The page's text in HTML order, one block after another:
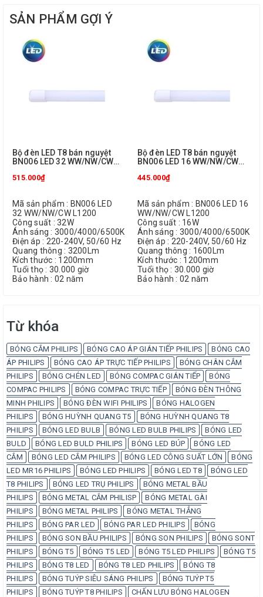
SẢN PHẨM GỢI Ý
Bộ đèn LED T8 bán nguyệt
BN006 LED 32 WW/NW/CW
515.000₫
Mã sản phẩm : BN006 LED
32 WW/NW/CW L1200
Công suất : 32W
Ánh sáng : 3000/4000/6500K
Điện áp : 220-240V, 50/60 Hz
Quang thông : 3200Lm
Kích thước : 1200mm
Tuổi thọ : 30.000 giờ
Bảo hành : 02 năm
Bộ đèn LED T8 bán nguyệt
BN006 LED 16 WW/NW/CW
445.000₫
Mã sản phẩm : BN006 LED 16
WW/NW/CW L1200
Công suất : 16W
Ánh sáng : 3000/4000/6500K
Điện áp : 220-240V, 50/60 Hz
Quang thông : 1600Lm
Kích thước : 1200mm
Tuổi thọ : 30.000 giờ
Bảo hành : 02 năm
Từ khóa
BÓNG CẮM PHILIPS BÓNG CAO ÁP GIÁN TIẾP PHILIPS
BÓNG CAO
ÁP PHILIPS
BÓNG CAO ÁP TRỰC TIẾP PHILIPS
BÓNG CHÂN CẮM
PHILIPS
BÓNG CHÉN LED BÓNG COMPAC GIÁN TIẾP
BÓNG
COMPAC PHILIPS
BÓNG COMPAC TRỰC TIẾP
BÓNG ĐÈN THÔNG
MINH PHILIPS
BÓNG ĐÈN WIFI PHILIPS
BÓNG HALOGEN
PHILIPS
BÓNG HUỲNH QUANG T5
BÓNG HUỲNH QUANG T8
PHILIPS
BÓNG LED BULB BÓNG LED BULB PHILIPS
BÓNG LED
BULD
BÓNG LED BULD PHILIPS BÓNG LED BÚP
BÓNG LED
CẮM
BÓNG LED CẮM PHILIPS BÓNG LED CÔNG SUẤT LỚN
BÓNG
LED MR16 PHILIPS
BÓNG LED PHILIPS BÓNG LED T8
BÓNG LED
T8 PHILIPS
BÓNG LED TRỤ PHILIPS
BÓNG METAL BẦU
PHILIPS
BÓNG METAL CẮM PHILISP
BÓNG METAL GÀI
PHILIPS
BÓNG METAL PHILIPS
BÓNG METAL THẲNG
PHILIPS
BÓNG PAR LED BÓNG PAR LED PHILIPS
BÓNG
PHILIPS
BÓNG SON BẦU PHILIPS BÓNG SON PHILIPS
BÓNG SONT
PHILIPS
BÓNG T5 BÓNG T5 LED BÓNG T5 LED PHILIPS
BÓNG T5
PHILIPS
BÓNG T8 LED BÓNG T8 LED PHILIPS
BÓNG T8
PHILIPS
BÓNG TUÝP SIÊU SÁNG PHILIPS
BÓNG TUÝP T5
PHILIPS
BÓNG TUÝP T8 PHILIPS
CHẤN LƯU BÓNG HALOGEN